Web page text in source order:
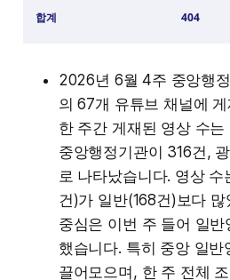
합계 404
2026년 6월 4주 중앙행
의 67개 유튜브 채널에
한 주간 게재된 영상 수
중앙행정기관이 316건,
로 나타났습니다. 영상
건)가 일반(168건)보다
중심은 이번 주 들어 일
했습니다. 특히 중앙 일
끌어모으며, 한 주 전체